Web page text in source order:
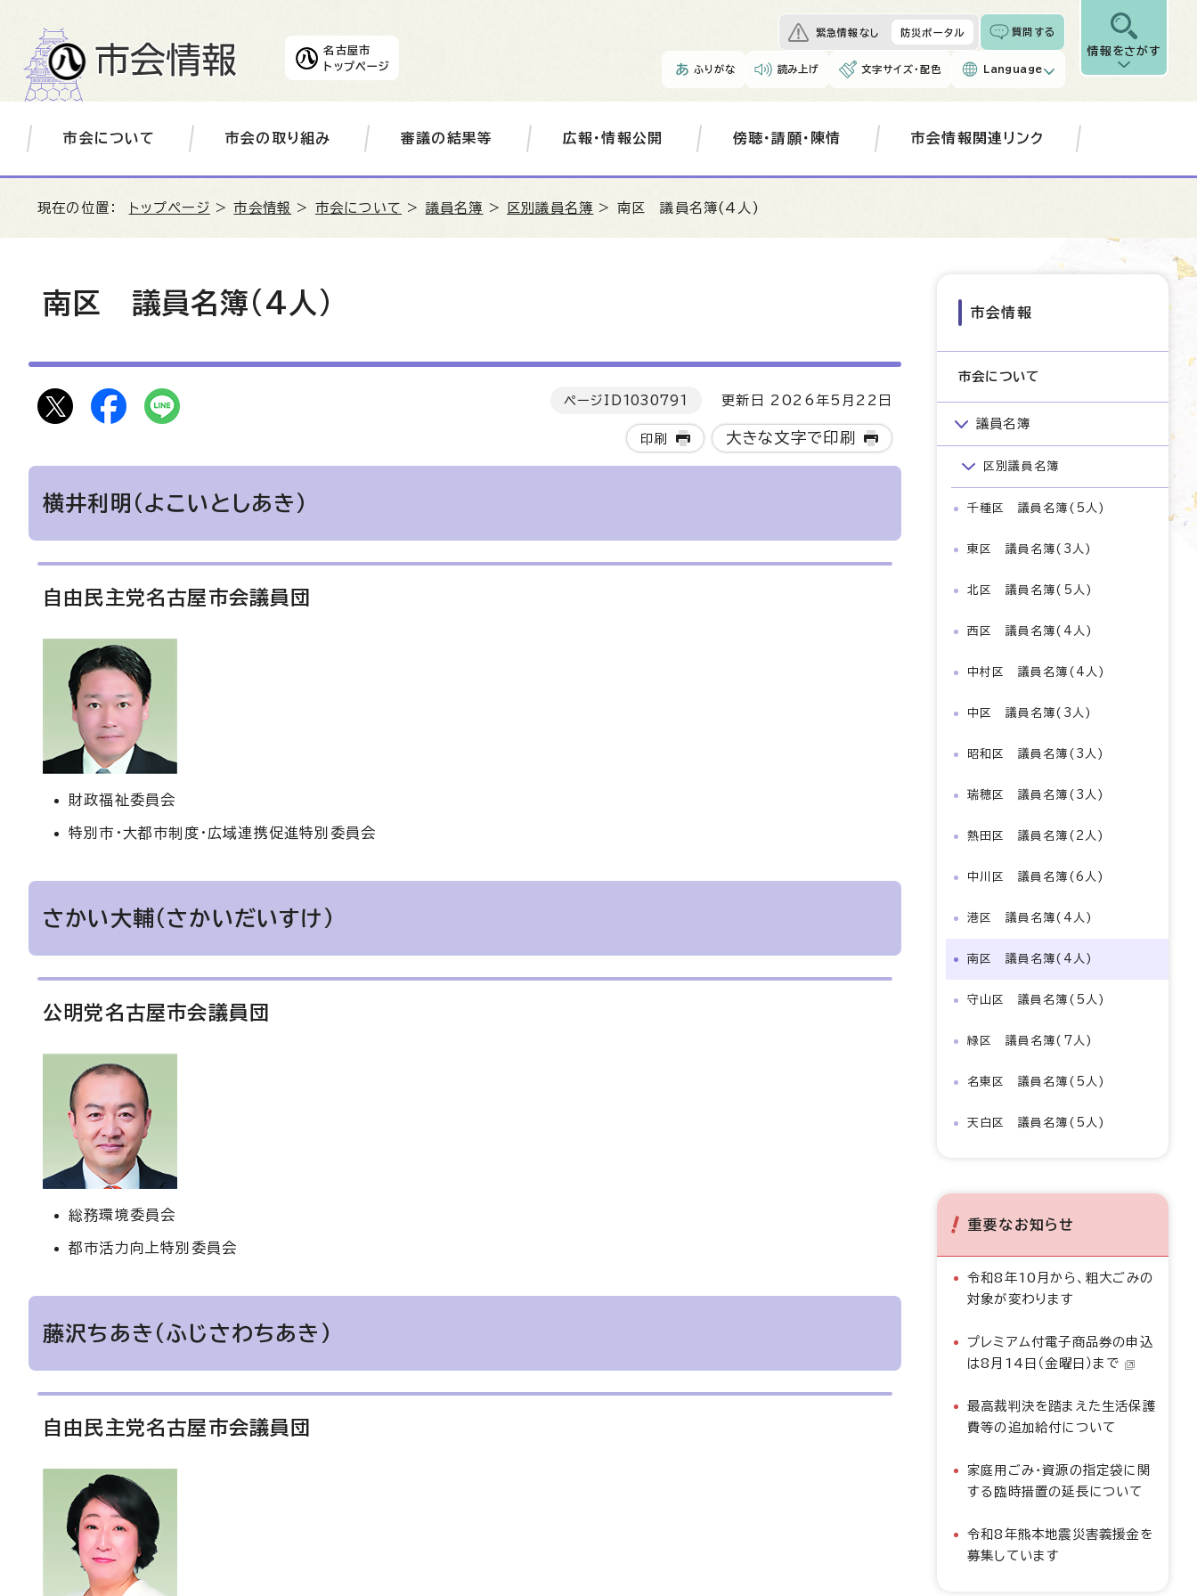
名古屋市
トップページ
緊急情報なし 防災ポータル 質問する
ふりがな 読み上げ 文字サイズ・配色 Language
情報をさがす
市会について 市会の取り組み 審議の結果等 広報・情報公開 傍聴・請願・陳情 市会情報関連リンク
現在の位置： トップページ >市会情報 > 市会について > 議員名簿 > 区別議員名簿 > 南区 議員名簿(4人)
南区 議員名簿(4人)
ページID 1030791 更新日 2026年5月22日
印刷 大きな文字で印刷
横井利明（よこいとしあき）
自由民主党名古屋市会議員団
財政福祉委員会
特別市・大都市制度・広域連携促進特別委員会
さかい大輔（さかいだいすけ）
公明党名古屋市会議員団
総務環境委員会
都市活力向上特別委員会
藤沢ちあき（ふじさわちあき）
自由民主党名古屋市会議員団
市会情報
市会について
議員名簿
区別議員名簿
千種区 議員名簿(5人)
東区 議員名簿(3人)
北区 議員名簿(5人)
西区 議員名簿(4人)
中村区 議員名簿(4人)
中区 議員名簿(3人)
昭和区 議員名簿(3人)
瑞穂区 議員名簿(3人)
熱田区 議員名簿(2人)
中川区 議員名簿(6人)
港区 議員名簿(4人)
南区 議員名簿(4人)
守山区 議員名簿(5人)
緑区 議員名簿(7人)
名東区 議員名簿(5人)
天白区 議員名簿(5人)
重要なお知らせ
令和8年10月から、粗大ごみの
対象が変わります
プレミアム付電子商品券の申込
は8月14日（金曜日）まで
最高裁判決を踏まえた生活保護
費等の追加給付について
家庭用ごみ・資源の指定袋に関
する臨時措置の延長について
令和8年熊本地震災害義援金を
募集しています